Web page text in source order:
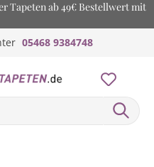
Tapeten ab 49€ Bestellwert mit
05468 9384748